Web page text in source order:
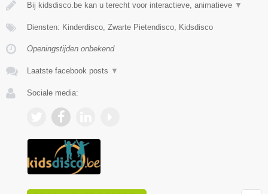
Bij kidsdisco.be kan u terecht voor interactieve, animatieve ▼
Diensten: Kinderdisco, Zwarte Pietendisco, Kidsdisco
Openingstijden onbekend
Laatste facebook posts ▼
Sociale media: